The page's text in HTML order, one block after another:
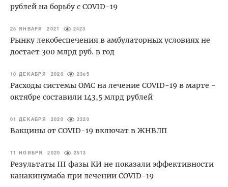
рублей на борьбу с COVID-19
28 ЯНВАРЯ 2021 2423
Рынку лекобеспечения в амбулаторных условиях не
достает 300 млрд руб. в год
10 ДЕКАБРЯ 2020 2385
Расходы системы ОМС на лечение COVID-19 в марте -
октябре составили 143,5 млрд рублей
01 ДЕКАБРЯ 2020 3320
Вакцины от COVID-19 включат в ЖНВЛП
11 НОЯБРЯ 2020 2513
Результаты III фазы КИ не показали эффективности
канакинумаба при лечении COVID-19